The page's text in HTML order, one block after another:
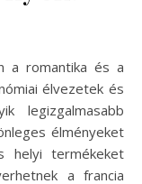
élvezetek és
legizgalmasabb
élményeket
helyi termékeket
a francia